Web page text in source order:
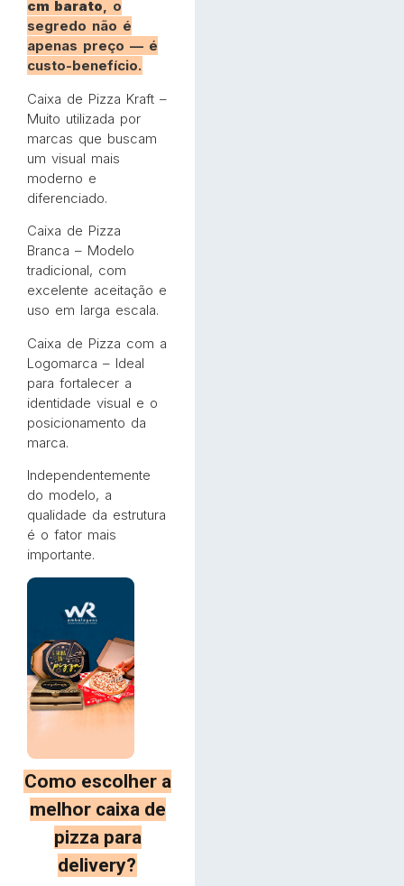
cm barato, o
segredo não é
apenas preço — é
custo-benefício.
Caixa de Pizza Kraft –
Muito utilizada por
marcas que buscam
um visual mais
moderno e
diferenciado.
Caixa de Pizza
Branca – Modelo
tradicional, com
excelente aceitação e
uso em larga escala.
Caixa de Pizza com a
Logomarca – Ideal
para fortalecer a
identidade visual e o
posicionamento da
marca.
Independentemente
do modelo, a
qualidade da estrutura
é o fator mais
importante.
Como escolher a
melhor caixa de
pizza para
delivery?